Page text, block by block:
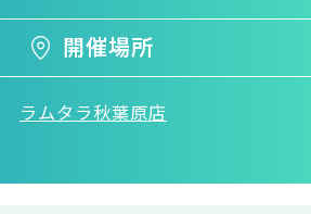
開催場所
ラムタラ秋葉原店